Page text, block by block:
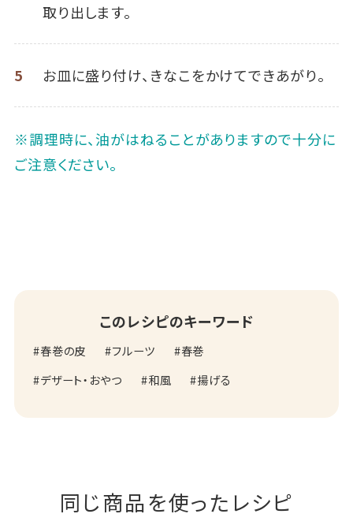
取り出します。
5 お皿に盛り付け、きなこをかけてできあがり。
※調理時に、油がはねることがありますので十分に
ご注意ください。
このレシピのキーワード
春巻の皮 フルーツ
春巻
デザート・おやつ
和風 揚げる
同じ商品を使ったレシピ